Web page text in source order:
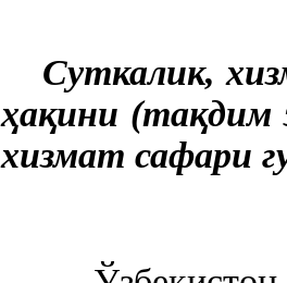
Суткалик,
ҳақини (тақдим
хизмат сафари